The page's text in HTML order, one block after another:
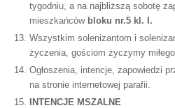
tygodniu, a na najbliższą sobotę
mieszkańców bloku nr.5 kl. I.
Wszystkim solenizantom i
życzenia, gościom życzymy
Ogłoszenia, intencje, zapowiedzi
na stronie internetowej parafii.
INTENCJE MSZALNE